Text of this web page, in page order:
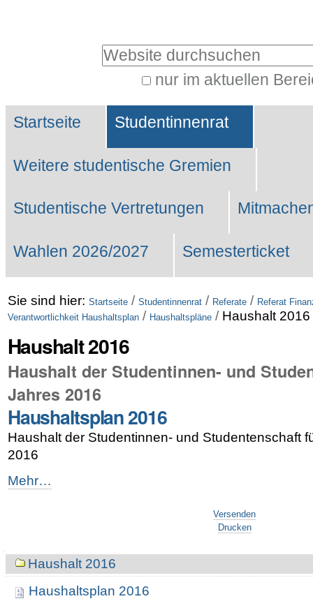
Website durchsuchen
nur im aktuellen
Suche…
Sektionen
Startseite Studentinnenrat
Weitere studentische Gremien
Studentische Vertretungen
Wahlen 2026/2027 Semesterticket
Sie sind hier: Startseite / Studentinnenrat / Referate / Referat
Verantwortlichkeit Haushaltsplan / Haushaltspläne / Haushalt 2016
Haushalt 2016
Haushalt der Studentinnen- und
Jahres 2016
Haushaltsplan 2016
Haushalt der Studentinnen- und Studentenschaft
2016
Haushaltsplan
2016
Mehr…
Versenden
Drucken
NavigationHaushalt 2016
Haushaltsplan 2016